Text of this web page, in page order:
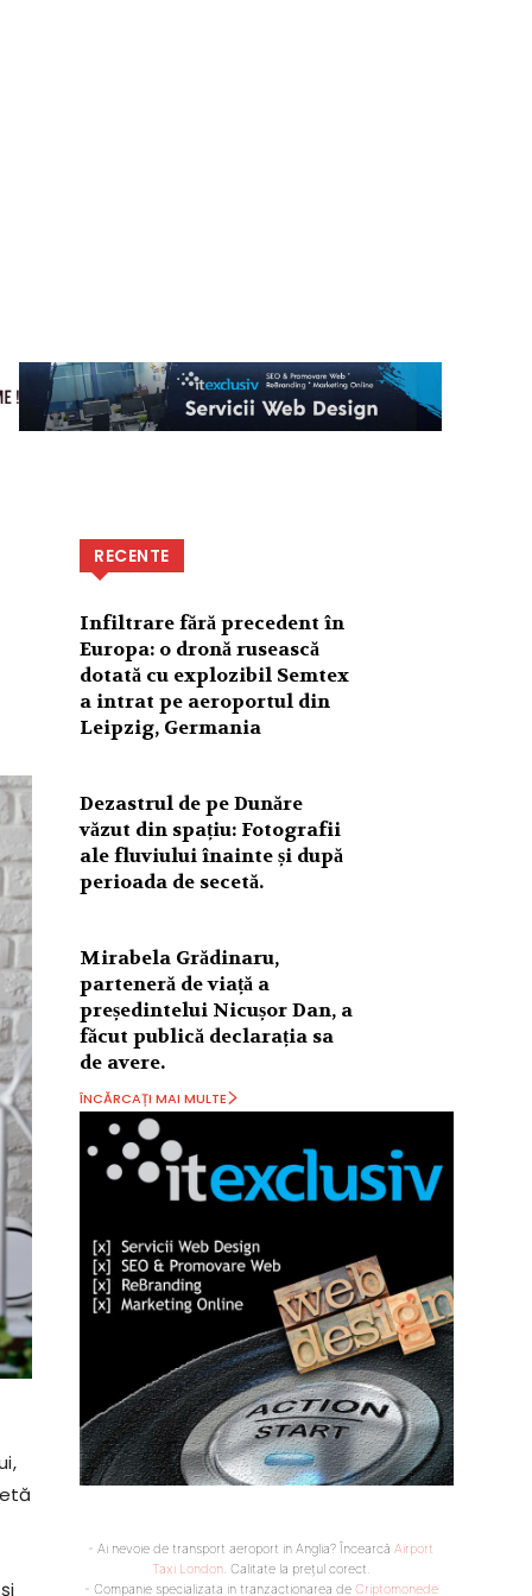
RECENTE
Infiltrare fără precedent în
Europa: o dronă rusească
dotată cu explozibil Semtex
a intrat pe aeroportul din
Leipzig, Germania
Dezastrul de pe Dunăre
văzut din spațiu: Fotografii
ale fluviului înainte și după
perioada de secetă.
Mirabela Grădinaru,
parteneră de viață a
președintelui Nicușor Dan, a
făcut publică declarația sa
de avere.
ÎNCĂRCAȚI MAI MULTE
- Ai nevoie de transport aeroport in Anglia? Încearcă Airport
Taxi London. Calitate la prețul corect.
- Companie specializata in tranzactionarea de Criptomonede